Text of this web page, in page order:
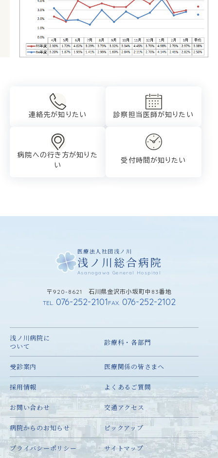
連絡先が知りたい 診察担当医師が知りたい
病院への行き方が知りた
い
受付時間が知りたい
医療法人社団浅ノ川
浅ノ川総合病院
Asanogawa General Hospital
〒920-8621 石川県金沢市小坂町中83番地
TEL.076-252-2101 FAX.076-252-2102
浅ノ川病院に
ついて
診療科・各部門
受診案内 医療関係の皆さまへ
採用情報 よくあるご質問
お問い合わせ 交通アクセス
病院からのお知らせ ピックアップ
プライバシーポリシー サイトマップ